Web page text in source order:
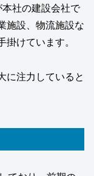
社の建設会社で
施設、物流施設な
けています。
に注力していると